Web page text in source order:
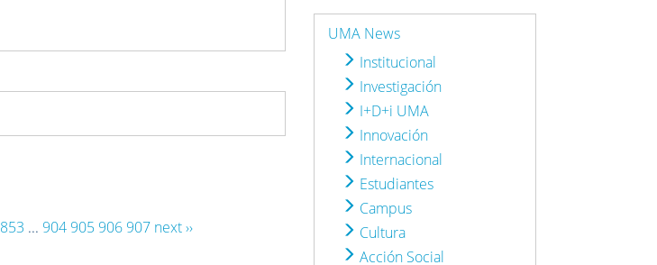
853 ... 904 905 906 907 next ››
UMA News
Institucional
Investigación
I+D+i UMA
Innovación
Internacional
Estudiantes
Campus
Cultura
Acción Social